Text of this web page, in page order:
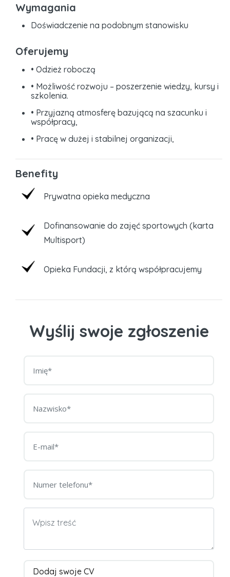
Wymagania
Doświadczenie na podobnym stanowisku
Oferujemy
• Odzież roboczą
• Możliwość rozwoju – poszerzenie wiedzy, kursy i
szkolenia.
• Przyjazną atmosferę bazującą na szacunku i
współpracy,
• Pracę w dużej i stabilnej organizacji,
Benefity
Prywatna opieka medyczna
Dofinansowanie do zajęć sportowych (karta
Multisport)
Opieka Fundacji, z którą współpracujemy
Wyślij swoje zgłoszenie
Dodaj swoje CV